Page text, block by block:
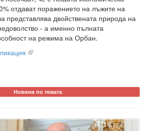
отдават поражението на лъжите на
представлява двойствената природа на
- а именно пълната
на режима на Орбан.
Новини по темата